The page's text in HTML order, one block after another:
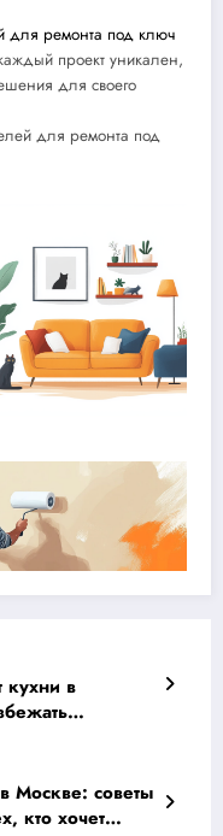
для ремонта под ключ
проект уникален,
для своего
для ремонта под
кухни в
Москве: советы
кто хочет